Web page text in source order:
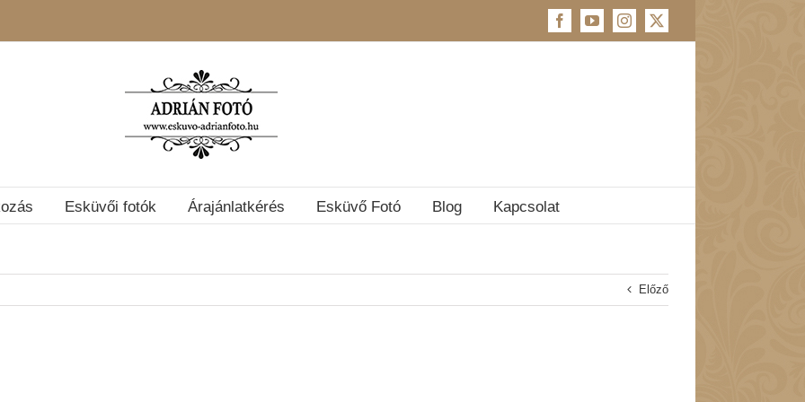
FacebookYouTubeInstagram
X
Esküvői fotók Árajánlatkérés Esküvő Fotó Blog Kapcsolat
Előző